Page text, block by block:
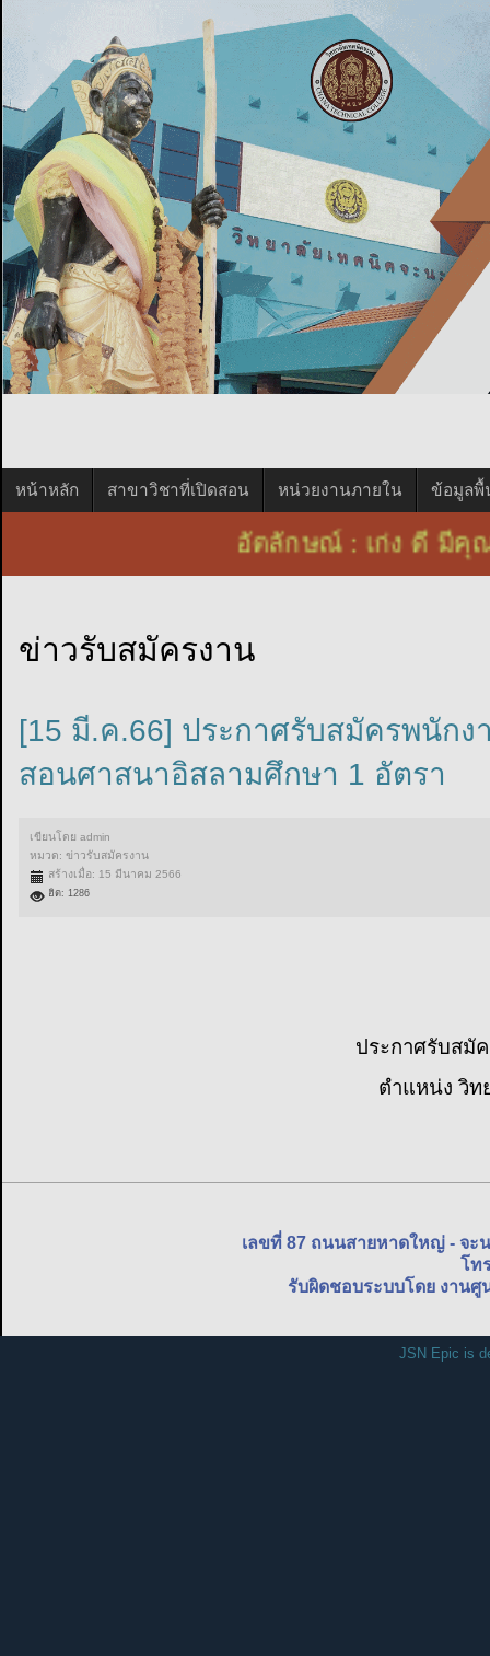
หน้าหลัก สาขาวิชาที่เปิดสอน หน่วยงานภายใน ข้อมูลพื้
อัตลักษณ์ : เก่ง ดี
ข่าวรับสมัครงาน
[15 มี.ค.66] ประกาศรับสมัครพนัก
สอนศาสนาอิสลามศึกษา 1 อัตรา
เขียนโดยadmin
หมวด:ข่าวรับสมัครงาน
สร้างเมื่อ: 15 มีนาคม 2566
ฮิต: 1286
ประกาศรับสมั
ตำแหน่ง วิท
เลขที่ 87 ถนนสายหาดใหญ่ - จ
โท
รับผิดชอบระบบโดย งาน
JSN Epic is